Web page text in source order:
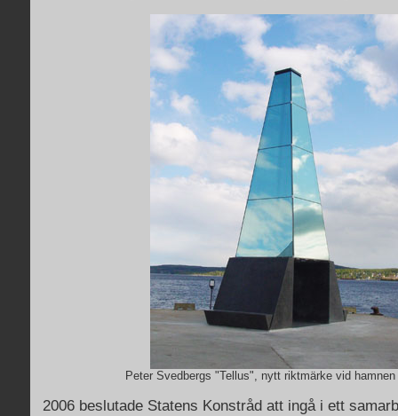
Peter Svedbergs "Tellus", nytt riktmärke vid
2006 beslutade Statens Konstråd att ingå i ett